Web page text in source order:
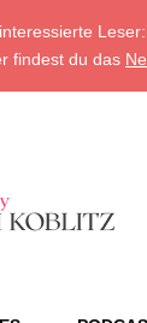
findest du das